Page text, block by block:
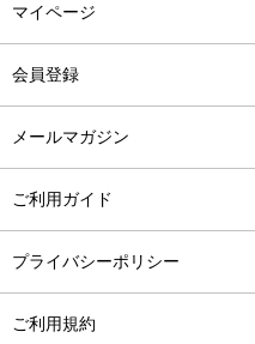
マイページ
会員登録
メールマガジン
ご利用ガイド
プライバシーポリシー
ご利用規約